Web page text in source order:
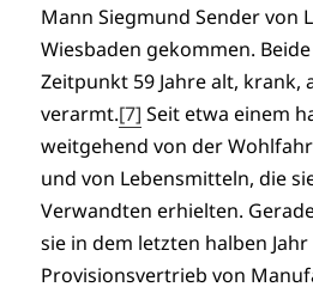
Mann Siegmund Sender von
Wiesbaden gekommen.
Zeitpunkt 59 Jahre alt, krank,
verarmt.[7] Seit etwa einem
weitgehend von der
und von Lebensmitteln, die
Verwandten erhielten.
sie in dem letzten halben
Provisionsvertrieb von